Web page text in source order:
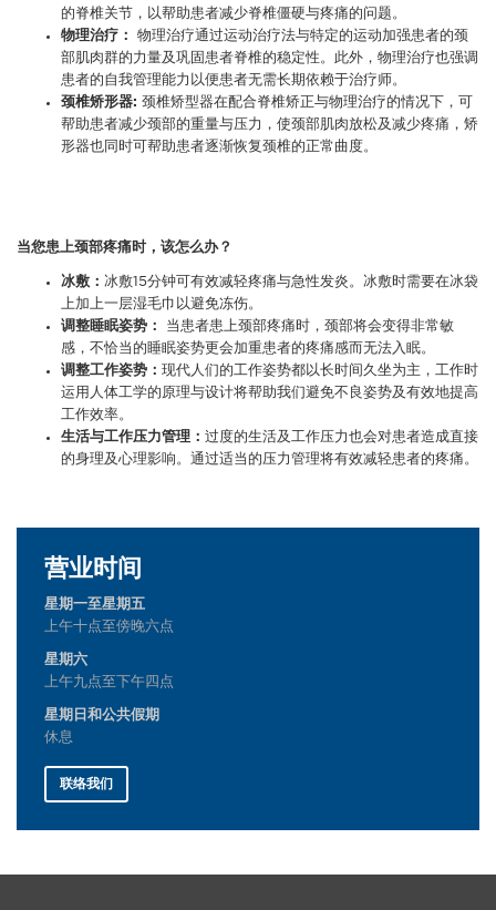
的脊椎关节，以帮助患者减少脊椎僵硬与疼痛的问题。
物理治疗：
物理治疗通过运动治疗法与特定的运动加强患者的颈
部肌肉群的力量及巩固患者脊椎的稳定性。此外，物理治疗也强调
患者的自我管理能力以便患者无需长期依赖于治疗师。
颈椎矫形器: 颈椎矫型器在配合脊椎矫正与物理治疗的情况下，可
帮助患者减少颈部的重量与压力，使颈部肌肉放松及减少疼痛，矫
形器也同时可帮助患者逐渐恢复颈椎的正常曲度。
当您患上颈部疼痛时，该怎么办？
冰敷： 冰敷15分钟可有效减轻疼痛与急性发炎。冰敷时需要在冰袋
上加上一层湿毛巾以避免冻伤。
调整睡眠姿势：
当患者患上颈部疼痛时，颈部将会变得非常敏
感，不恰当的睡眠姿势更会加重患者的疼痛感而无法入眠。
调整工作姿势： 现代人们的工作姿势都以长时间久坐为主，工作时
运用人体工学的原理与设计将帮助我们避免不良姿势及有效地提高
工作效率。
生活与工作压力管理： 过度的生活及工作压力也会对患者造成直接
的身理及心理影响。通过适当的压力管理将有效减轻患者的疼痛。
营业时间
星期一至星期五
上午十点至傍晚六点
星期六
上午九点至下午四点
星期日和公共假期
休息
联络我们